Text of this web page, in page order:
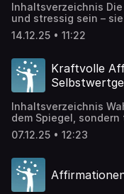
Inhaltsverzeichnis
und stressig sein –
bewusstem Genuss
Jahr die Feiertage
Podcast – Folge 206
harmonischen
Folge unterstützen
14.12.25 • 11:22
Kraftvolle
Inhaltsverzeichnis
dem Spiegel,
nicht, braucht keine
Makel gemindert
Affirmationen Podcast
Affirmationen für ein
Affirmationen dieser
07.12.25 • 12:23